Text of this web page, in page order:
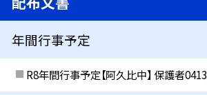
年間行事予定
R8年間行事予定【阿久比中】 保護者0413